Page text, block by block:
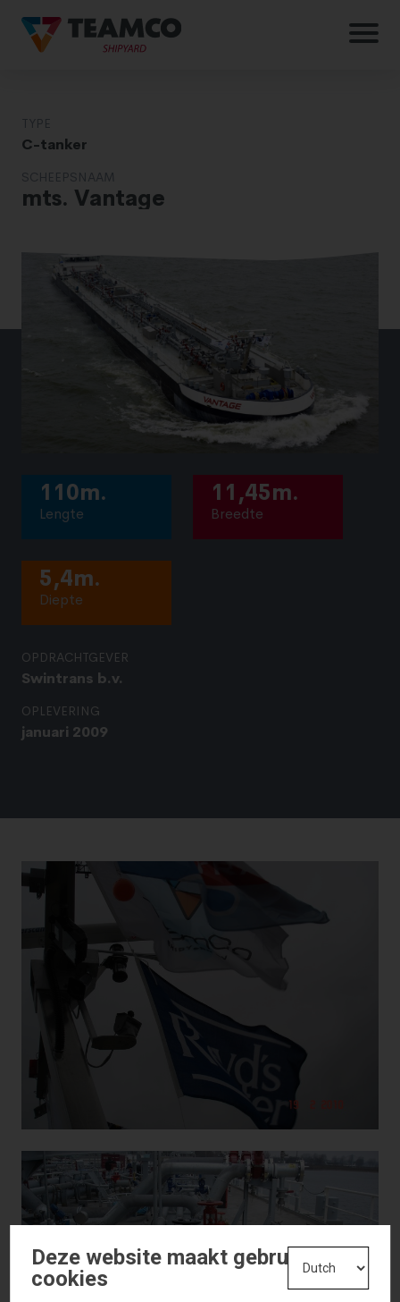
TYPE
C-tanker
SCHEEPSNAAM
mts. Vantage
110m.
Lengte
11,45m.
Breedte
5,4m.
Diepte
OPDRACHTGEVER
Swintrans b.v.
OPLEVERING
januari 2009
Deze website maakt gebruik van
cookies